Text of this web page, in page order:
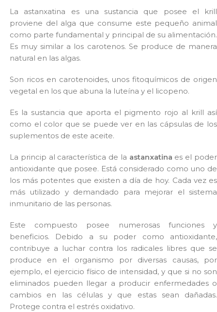
La astanxatina es una sustancia que posee el krill
proviene del alga que consume este pequeño animal
como parte fundamental y principal de su alimentación.
Es muy similar a los carotenos. Se produce de manera
natural en las algas.
Son ricos en carotenoides, unos fitoquímicos de origen
vegetal en los que abuna la luteína y el licopeno.
Es la sustancia que aporta el pigmento rojo al krill así
como el color que se puede ver en las cápsulas de los
suplementos de este aceite.
La princip al característica de la astanxatina es el poder
antioxidante que posee. Está considerado como uno de
los más potentes que existen a día de hoy. Cada vez es
más utilizado y demandado para mejorar el sistema
inmunitario de las personas.
Este compuesto posee numerosas funciones y
beneficios. Debido a su poder como antioxidante,
contribuye a luchar contra los radicales libres que se
produce en el organismo por diversas causas, por
ejemplo, el ejercicio físico de intensidad, y que si no son
eliminados pueden llegar a producir enfermedades o
cambios en las células y que estas sean dañadas.
Protege contra el estrés oxidativo.